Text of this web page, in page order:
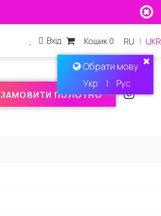
Обрати мову
Укр | Рус
RU | UKR
Кошик 0
Вхід
ЗАМОВИТИ ПОЛОТНО